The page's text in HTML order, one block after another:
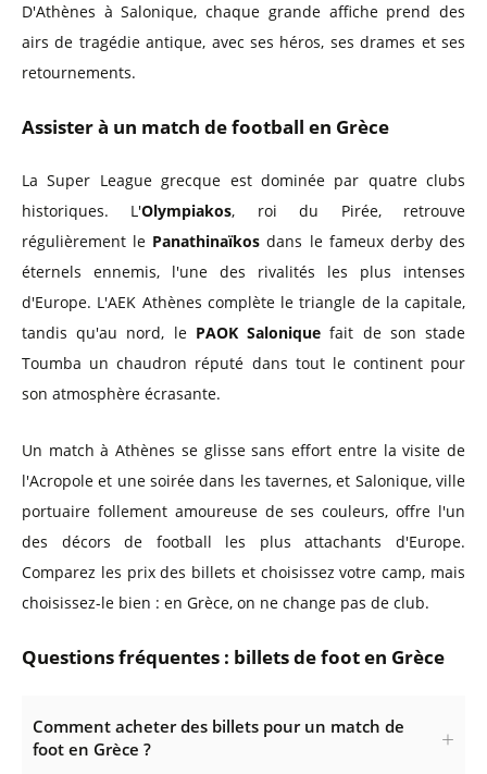
D'Athènes à Salonique, chaque grande affiche prend des
airs de tragédie antique, avec ses héros, ses drames et ses
retournements.
Assister à un match de football en Grèce
La Super League grecque est dominée par quatre clubs
historiques. L'Olympiakos, roi du Pirée, retrouve
régulièrement le Panathinaïkos dans le fameux derby des
éternels ennemis, l'une des rivalités les plus intenses
d'Europe. L'AEK Athènes complète le triangle de la capitale,
tandis qu'au nord, le PAOK Salonique fait de son stade
Toumba un chaudron réputé dans tout le continent pour
son atmosphère écrasante.
Un match à Athènes se glisse sans effort entre la visite de
l'Acropole et une soirée dans les tavernes, et Salonique, ville
portuaire follement amoureuse de ses couleurs, offre l'un
des décors de football les plus attachants d'Europe.
Comparez les prix des billets et choisissez votre camp, mais
choisissez-le bien : en Grèce, on ne change pas de club.
Questions fréquentes : billets de foot en Grèce
Comment acheter des billets pour un match de
foot en Grèce ?